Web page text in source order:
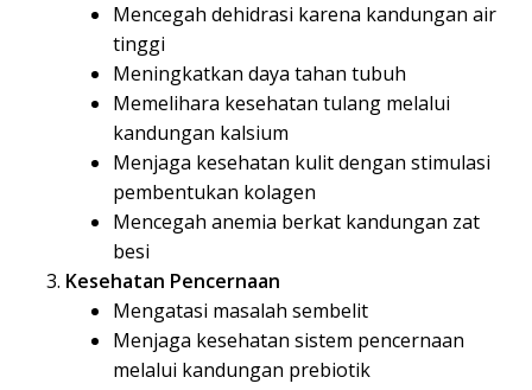
Mencegah dehidrasi karena kandungan air
tinggi
Meningkatkan daya tahan tubuh
Memelihara kesehatan tulang melalui
kandungan kalsium
Menjaga kesehatan kulit dengan stimulasi
pembentukan kolagen
Mencegah anemia berkat kandungan zat
besi
Kesehatan Pencernaan
Mengatasi masalah sembelit
Menjaga kesehatan sistem pencernaan
melalui kandungan prebiotik